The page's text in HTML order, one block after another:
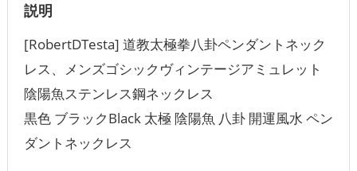
説明
[RobertDTesta] 道教太極拳八卦ペンダントネック
レス、メンズゴシックヴィンテージアミュレット
陰陽魚ステンレス鋼ネックレス
黒色 ブラックBlack 太極 陰陽魚 八卦 開運風水 ペン
ダントネックレス